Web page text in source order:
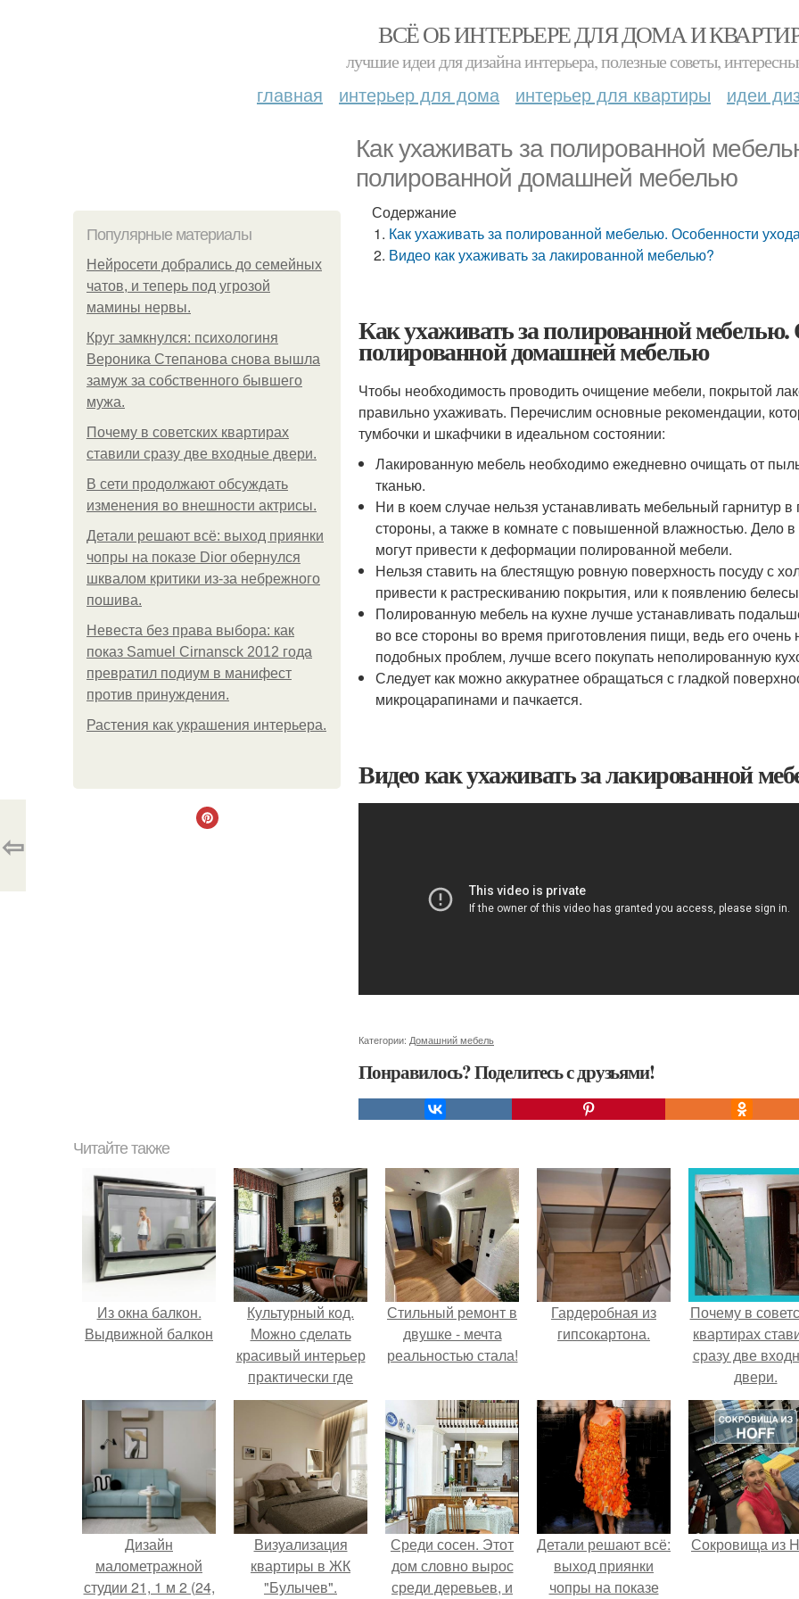
ВСЁ ОБ ИНТЕРЬЕРЕ ДЛЯ ДОМА И
лучшие идеи для дизайна интерьера, полезные советы,
главная интерьер для дома интерьер для квартиры идеи
Как ухаживать за полированной
полированной домашней мебелью
Популярные материалы
Нейросети добрались до семейных
чатов, и теперь под угрозой
мамины нервы.
Круг замкнулся: психологиня
Вероника Степанова снова вышла
замуж за собственного бывшего
мужа.
Почему в советских квартирах
ставили сразу две входные двери.
В сети продолжают обсуждать
изменения во внешности актрисы.
Детали решают всё: выход приянки
чопры на показе Dior обернулся
шквалом критики из-за небрежного
пошива.
Невеста без права выбора: как
показ Samuel Cirnansck 2012 года
превратил подиум в манифест
против принуждения.
Растения как украшения интерьера.
Содержание
Как ухаживать за полированной мебелью. Особенности
Видео как ухаживать за лакированной мебелью?
Как ухаживать за полированной мебелью.
полированной домашней мебелью
Чтобы необходимость проводить очищение мебели, покрытой
правильно ухаживать. Перечислим основные рекомендации,
тумбочки и шкафчики в идеальном состоянии:
Лакированную мебель необходимо ежедневно очищать от
тканью.
Ни в коем случае нельзя устанавливать мебельный гарнитур
стороны, а также в комнате с повышенной влажностью.
могут привести к деформации полированной мебели.
Нельзя ставить на блестящую ровную поверхность посуду с
привести к растрескиванию покрытия, или к появлению
Полированную мебель на кухне лучше устанавливать
во все стороны во время приготовления пищи, ведь его
подобных проблем, лучше всего покупать неполированную
Следует как можно аккуратнее обращаться с гладкой
микроцарапинами и пачкается.
Видео как ухаживать за лакированной
Категории: Домашний мебель
Понравилось? Поделитесь с друзьями!
⇦
Читайте также
Из окна балкон.
Выдвижной балкон
Культурный код.
Можно сделать
красивый интерьер
практически где
угодно.
Стильный ремонт в
двушке - мечта
реальностью стала!
Гардеробная из
гипсокартона.
Почему в
квартирах
сразу две
двери.
Дизайн
малометражной
студии 21, 1 м 2 (24,
Визуализация
квартиры в ЖК
"Булычев".
Среди сосен. Этот
дом словно вырос
среди деревьев, и
Детали решают всё:
выход приянки
чопры на показе
Сокровища из